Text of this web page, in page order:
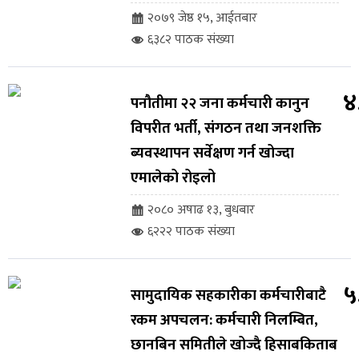
२०७९ जेष्ठ १५, आईतबार
६३८२ पाठक संख्या
पनौतीमा २२ जना कर्मचारी कानुन
विपरीत भर्ती, संगठन तथा जनशक्ति
ब्यवस्थापन सर्वेक्षण गर्न खोज्दा
एमालेको रोइलो
२०८० अषाढ १३, बुधबार
६२२२ पाठक संख्या
सामुदायिक सहकारीका कर्मचारीबाटै
रकम अपचलन: कर्मचारी निलम्बित,
छानबिन समितीले खोज्दै हिसाबकिताब